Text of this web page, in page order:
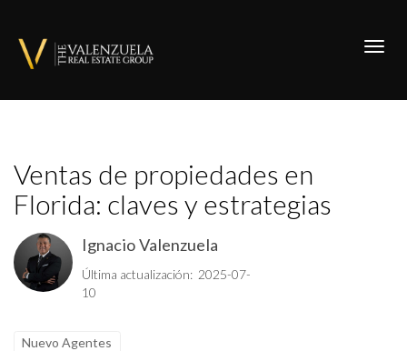
Ventas de propiedades en
Florida: claves y estrategias
Ignacio Valenzuela
Última actualización: 2025-07-
10
Nuevo Agentes